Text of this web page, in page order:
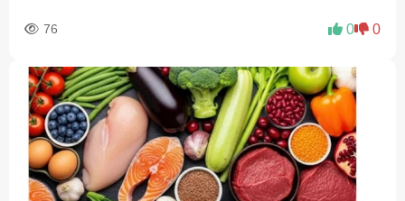
76 0 0